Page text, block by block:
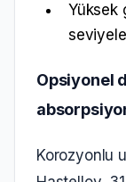
Yüksek
Opsiyonel
Korozyonlu